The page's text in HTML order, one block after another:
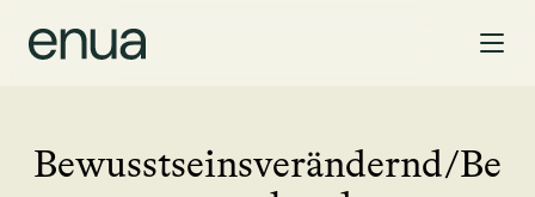
Bewusstseinsverändernd/Be